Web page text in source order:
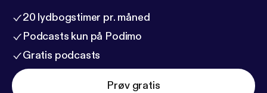
20 lydbogstimer pr. måned
Podcasts kun på Podimo
Gratis podcasts
Prøv gratis